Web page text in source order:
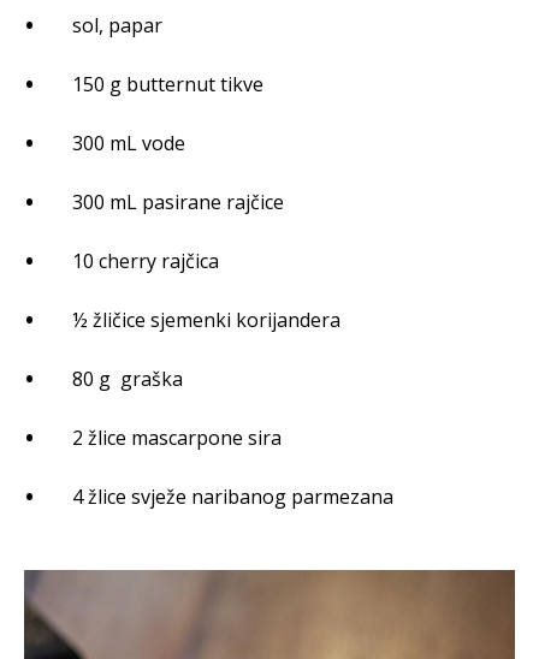
sol, papar
150 g butternut tikve
300 mL vode
300 mL pasirane rajčice
10 cherry rajčica
½ žličice sjemenki korijandera
80 g graška
2 žlice mascarpone sira
4 žlice svježe naribanog parmezana